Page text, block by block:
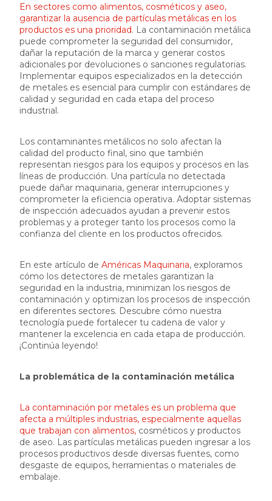
En sectores como alimentos, cosméticos y aseo,
garantizar la ausencia de partículas metálicas en los
productos es una prioridad. La contaminación metálica
puede comprometer la seguridad del consumidor,
dañar la reputación de la marca y generar costos
adicionales por devoluciones o sanciones regulatorias.
Implementar equipos especializados en la detección
de metales es esencial para cumplir con estándares de
calidad y seguridad en cada etapa del proceso
industrial.
Los contaminantes metálicos no solo afectan la
calidad del producto final, sino que también
representan riesgos para los equipos y procesos en las
líneas de producción. Una partícula no detectada
puede dañar maquinaria, generar interrupciones y
comprometer la eficiencia operativa. Adoptar sistemas
de inspección adecuados ayudan a prevenir estos
problemas y a proteger tanto los procesos como la
confianza del cliente en los productos ofrecidos.
En este artículo de Américas Maquinaria, exploramos
cómo los detectores de metales garantizan la
seguridad en la industria, minimizan los riesgos de
contaminación y optimizan los procesos de inspección
en diferentes sectores. Descubre cómo nuestra
tecnología puede fortalecer tu cadena de valor y
mantener la excelencia en cada etapa de producción.
¡Continúa leyendo!
La problemática de la contaminación metálica
La contaminación por metales es un problema que
afecta a múltiples industrias, especialmente aquellas
que trabajan con alimentos, cosméticos y productos
de aseo. Las partículas metálicas pueden ingresar a los
procesos productivos desde diversas fuentes, como
desgaste de equipos, herramientas o materiales de
embalaje.